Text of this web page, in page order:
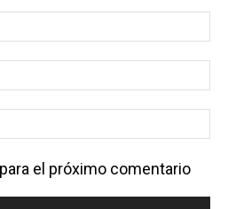
el próximo comentario